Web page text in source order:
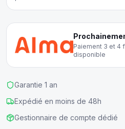
Paiement 3 et 4
disponible
Garantie 1 an
Expédié en moins de 48h
Gestionnaire de compte dédié